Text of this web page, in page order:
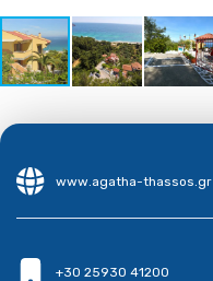
www.agatha-thassos.gr
+30 25930 41200